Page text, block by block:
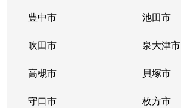
豊中市 池田市
吹田市 泉大津市
高槻市 貝塚市
守口市 枚方市